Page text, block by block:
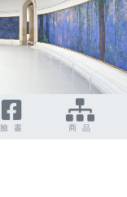
臉 書 商 品